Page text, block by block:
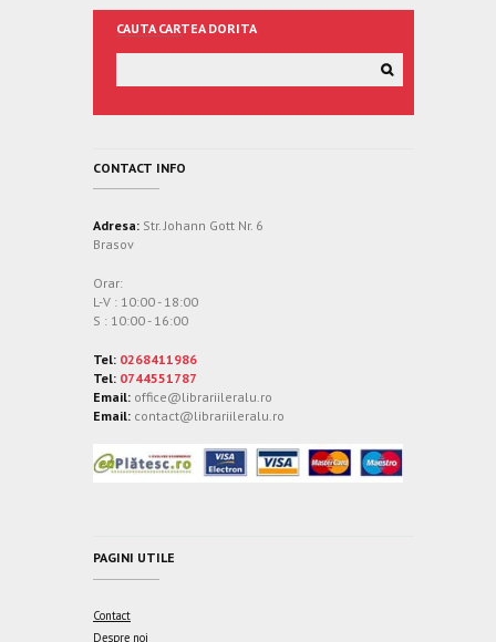
CAUTA CARTEA DORITA
CONTACT INFO
Adresa: Str. Johann Gott Nr. 6
Brasov
Orar:
L-V : 10:00 - 18:00
S : 10:00 - 16:00
Tel: 0268411986
Tel: 0744551787
Email: office@librariileralu.ro
Email: contact@librariileralu.ro
PAGINI UTILE
Contact
Despre noi